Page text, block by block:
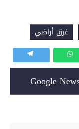
غرق أراضي